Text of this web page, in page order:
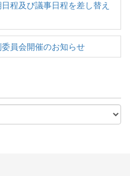
程及び議事日程を差し替え
員会開催のお知らせ